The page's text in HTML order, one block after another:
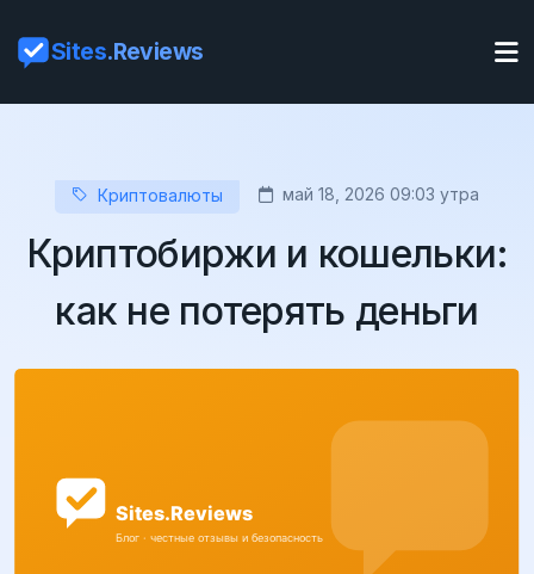
Sites.Reviews
Криптовалюты май 18, 2026 09:03 утра
Криптобиржи и кошельки:
как не потерять деньги